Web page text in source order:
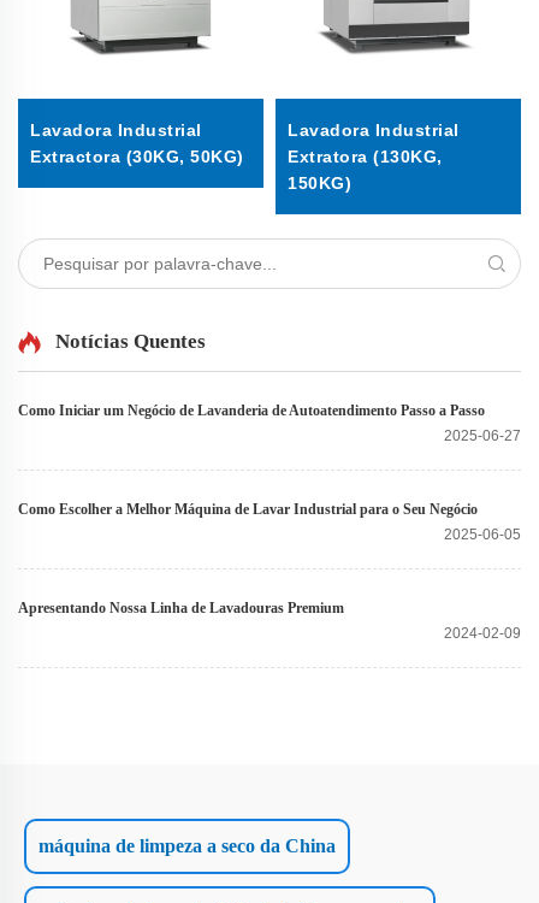
Lavadora Industrial
Extractora (30KG, 50KG)
Lavadora Industrial
Extratora (130KG,
150KG)
Notícias Quentes
Como Iniciar um Negócio de Lavanderia de Autoatendimento Passo a Passo
2025-06-27
Como Escolher a Melhor Máquina de Lavar Industrial para o Seu Negócio
2025-06-05
Apresentando Nossa Linha de Lavadouras Premium
2024-02-09
máquina de limpeza a seco da China